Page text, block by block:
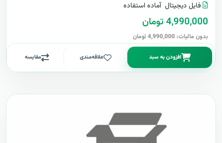
فایل دیجیتال آماده استفاده
4,990,000 تومان
بدون مالیات: 4,990,000 تومان
افزودن به سبد علاقه‌مندی مقایسه